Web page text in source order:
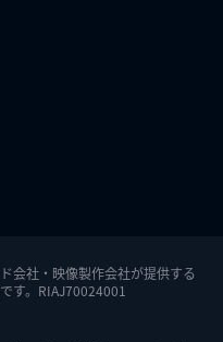
会社・映像製作会社が提供する
す。RIAJ70024001